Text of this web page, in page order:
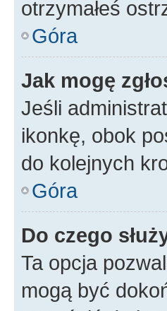
otrzymałeś
Góra
Jak mogę
Jeśli
ikonkę, obok
do kolejnych
Góra
Do czego
Ta opcja
mogą być